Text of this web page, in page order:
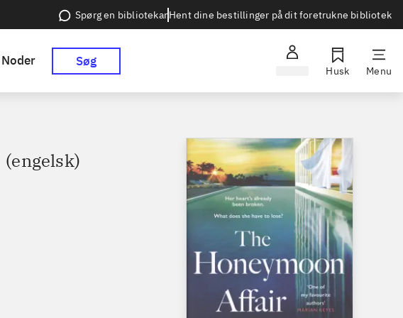
Spørg en bibliotekarHent dine bestillinger på dit foretrukne bibliotek
Noder Søg
Husk Menu
(engelsk)